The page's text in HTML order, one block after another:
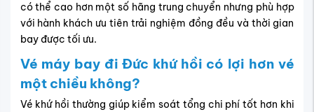
có thể cao hơn một số hãng trung chuyển nhưng phù hợp
với hành khách ưu tiên trải nghiệm đồng đều và thời gian
bay được tối ưu.
Vé máy bay đi Đức khứ hồi có lợi hơn vé
một chiều không?
Vé khứ hồi thường giúp kiểm soát tổng chi phí tốt hơn khi